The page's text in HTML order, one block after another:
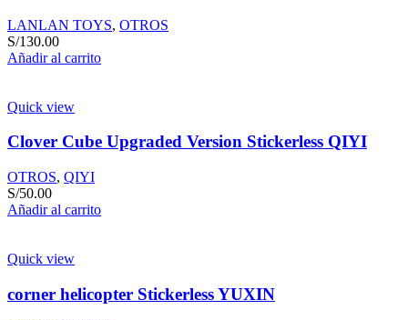
LANLAN TOYS, OTROS
S/130.00
Añadir al carrito
Quick view
Clover Cube Upgraded Version Stickerless QIYI
OTROS, QIYI
S/50.00
Añadir al carrito
Quick view
corner helicopter Stickerless YUXIN